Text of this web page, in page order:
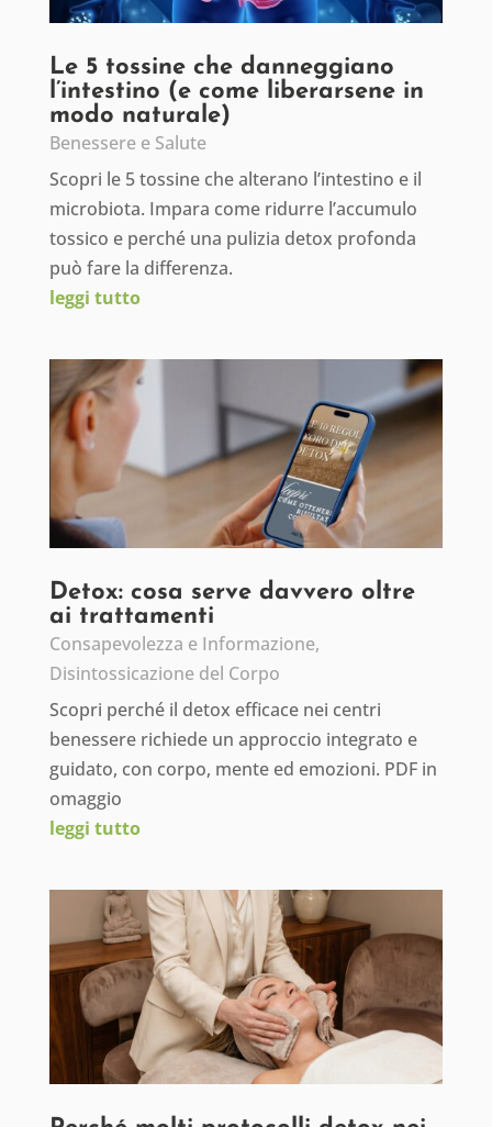
Le 5 tossine che danneggiano
l’intestino (e come liberarsene in
modo naturale)
Benessere e Salute
Scopri le 5 tossine che alterano l’intestino e il
microbiota. Impara come ridurre l’accumulo
tossico e perché una pulizia detox profonda
può fare la differenza.
leggi tutto
Detox: cosa serve davvero oltre
ai trattamenti
Consapevolezza e Informazione,
Disintossicazione del Corpo
Scopri perché il detox efficace nei centri
benessere richiede un approccio integrato e
guidato, con corpo, mente ed emozioni. PDF in
omaggio
leggi tutto